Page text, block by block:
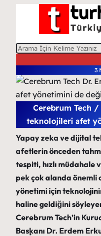
A
r
a
3
Cerebrum Tech
teknolojileri afet
Yapay zeka ve dijital
afetlerin önceden
tespiti, hızlı müdahale
pek çok alanda önemli
yönetimi için
haline geldiğini
Cerebrum Tech’in
Başkanı Dr. Erdem